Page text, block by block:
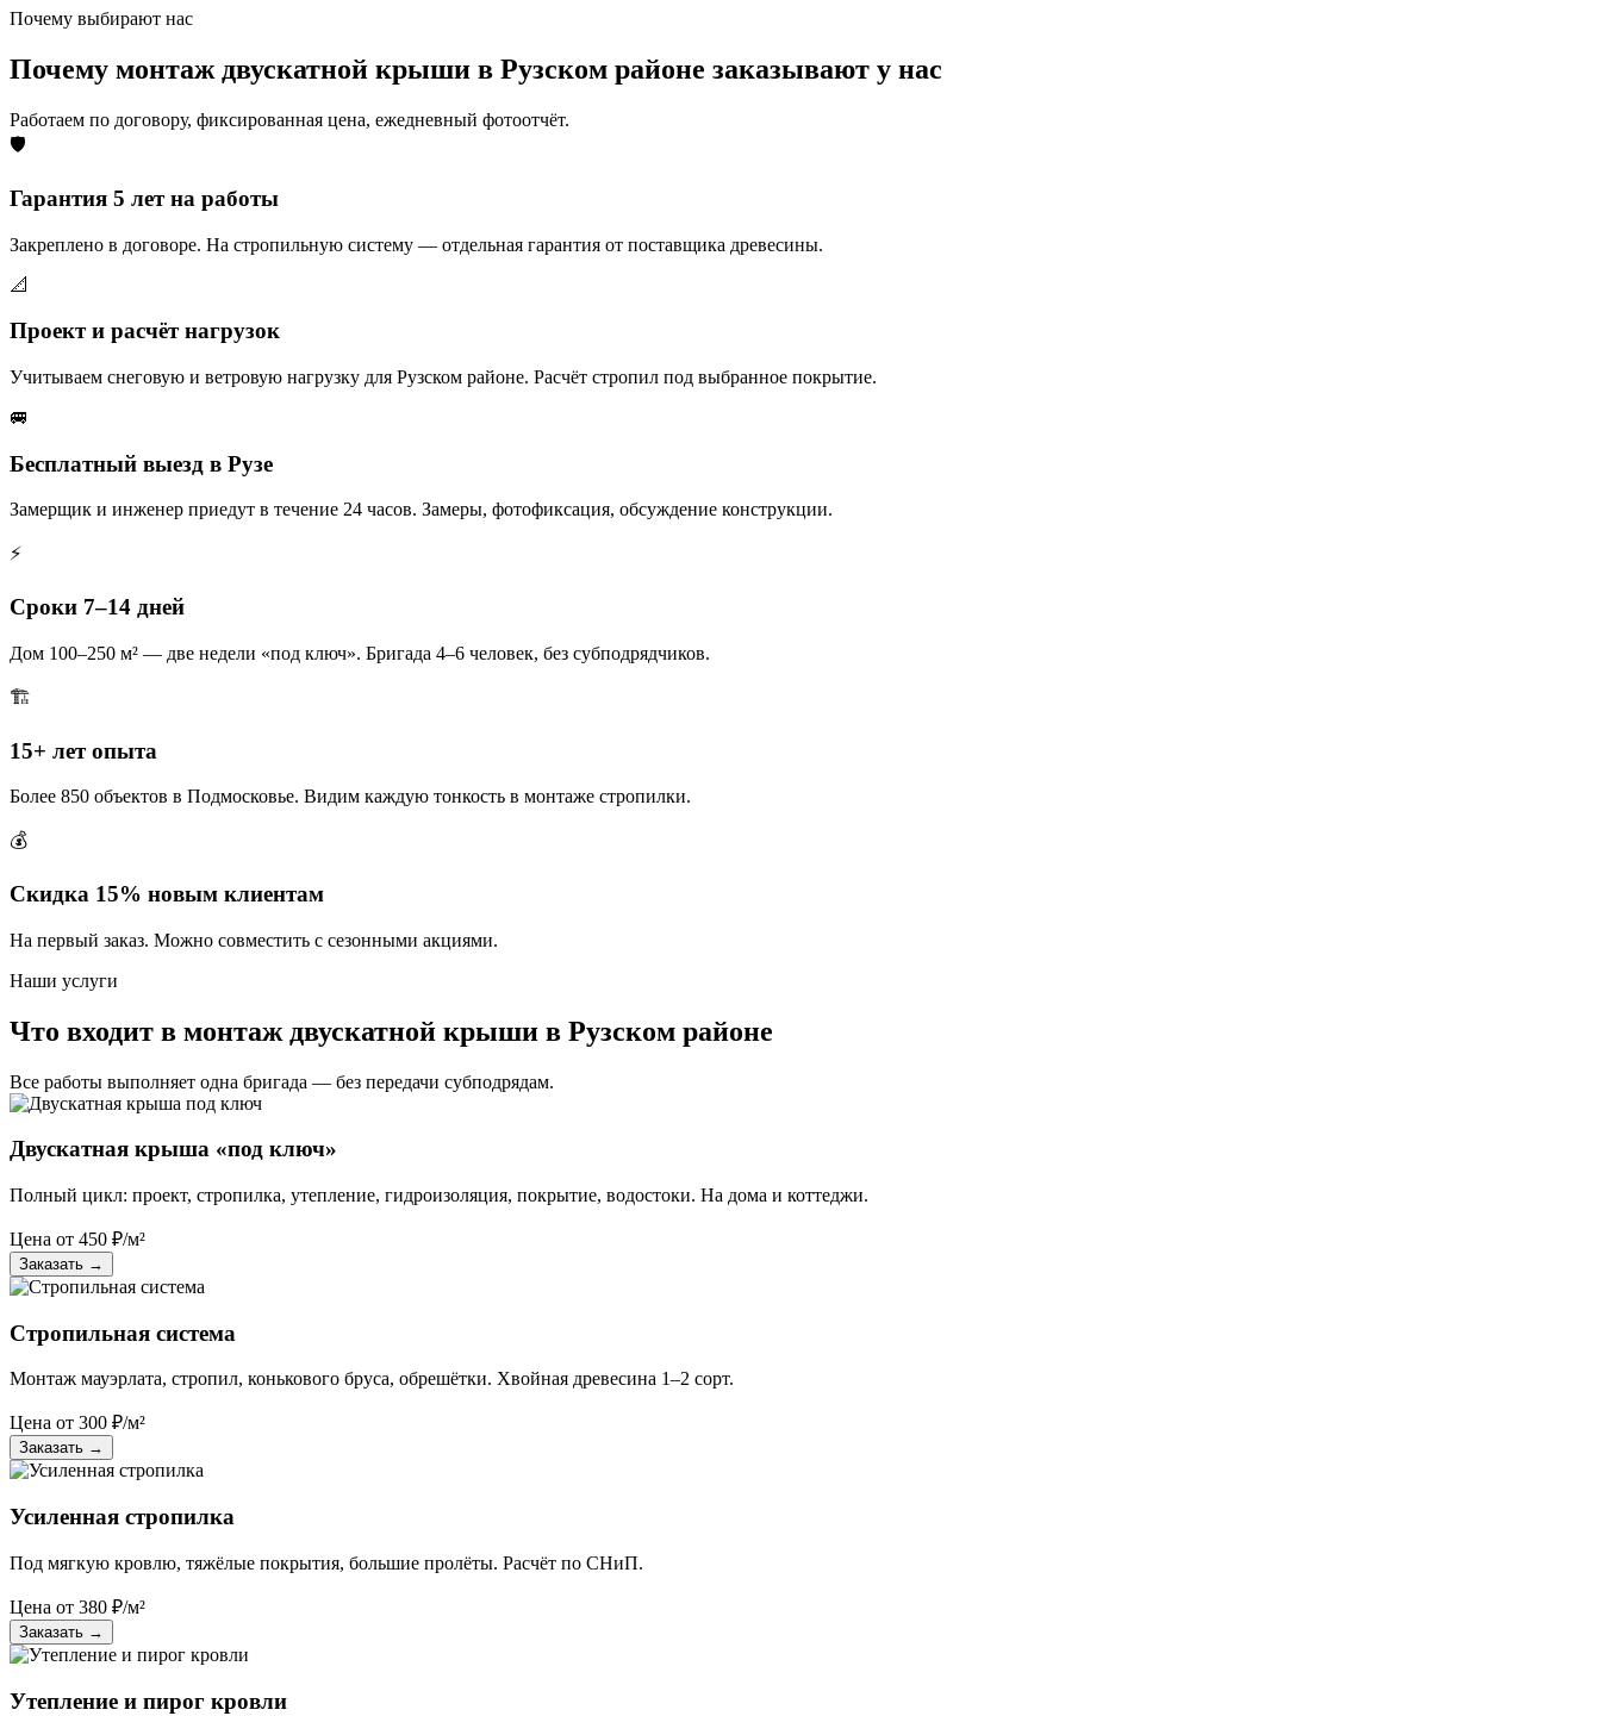
Почему выбирают нас
Почему монтаж двускатной крыши в Рузском районе заказывают у нас
Работаем по договору, фиксированная цена, ежедневный фотоотчёт.
🛡️
Гарантия 5 лет на работы
Закреплено в договоре. На стропильную систему — отдельная гарантия от поставщика древесины.
📐
Проект и расчёт нагрузок
Учитываем снеговую и ветровую нагрузку для Рузском районе. Расчёт стропил под выбранное покрытие.
🚐
Бесплатный выезд в Рузе
Замерщик и инженер приедут в течение 24 часов. Замеры, фотофиксация, обсуждение конструкции.
⚡
Сроки 7–14 дней
Дом 100–250 м² — две недели «под ключ». Бригада 4–6 человек, без субподрядчиков.
🏗️
15+ лет опыта
Более 850 объектов в Подмосковье. Видим каждую тонкость в монтаже стропилки.
💰
Скидка 15% новым клиентам
На первый заказ. Можно совместить с сезонными акциями.
Наши услуги
Что входит в монтаж двускатной крыши в Рузском районе
Все работы выполняет одна бригада — без передачи субподрядам.
Двускатная крыша «под ключ»
Полный цикл: проект, стропилка, утепление, гидроизоляция, покрытие, водостоки. На дома и коттеджи.
Цена от 450 ₽/м²
Заказать →
Стропильная система
Монтаж мауэрлата, стропил, конькового бруса, обрешётки. Хвойная древесина 1–2 сорт.
Цена от 300 ₽/м²
Заказать →
Усиленная стропилка
Под мягкую кровлю, тяжёлые покрытия, большие пролёты. Расчёт по СНиП.
Цена от 380 ₽/м²
Заказать →
Утепление и пирог кровли